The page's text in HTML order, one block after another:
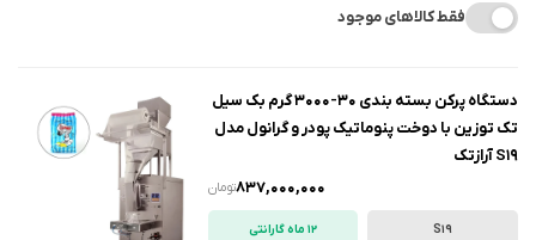
فقط کالاهای موجود
دستگاه پرکن بسته بندی 30-3000 گرم بک سیل
تک توزین با دوخت پنوماتیک پودر و گرانول مدل
S19 آرازتک
تومان837,000,000
S19 12 ماه گارانتی